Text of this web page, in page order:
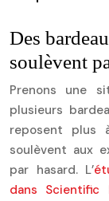
Des
soulèvent
Prenons une
plusieurs
reposent plus
soulèvent aux
par hasard. L’
dans Scientific